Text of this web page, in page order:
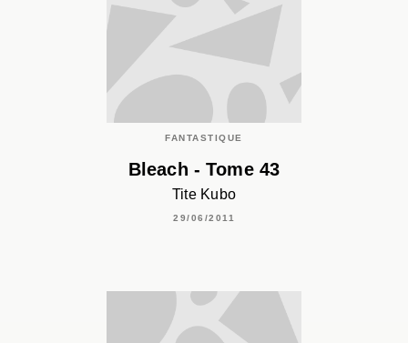
FANTASTIQUE
Bleach - Tome 43
Tite Kubo
29/06/2011